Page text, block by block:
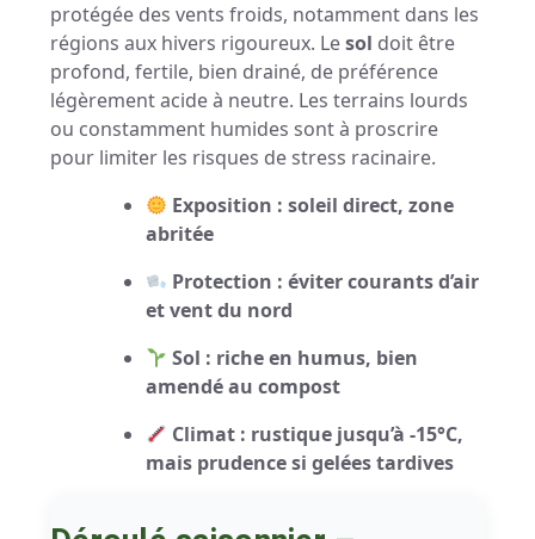
protégée des vents froids, notamment dans les
régions aux hivers rigoureux. Lesol doit être
profond, fertile, bien drainé, de préférence
légèrement acide à neutre. Les terrains lourds
ou constamment humides sont à proscrire
pour limiter les risques de stress racinaire.
Exposition : soleil direct, zone
abritée
Protection : éviter courants d’air
et vent du nord
Sol : riche en humus, bien
amendé au compost
Climat : rustique jusqu’à -15°C,
mais prudence si gelées tardives